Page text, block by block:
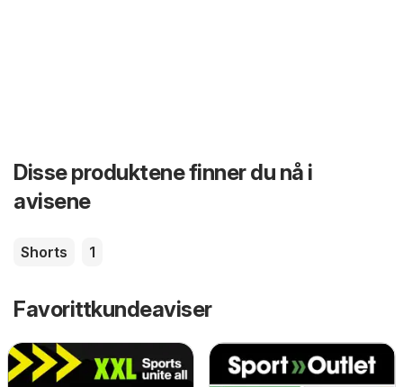
Disse produktene finner du nå i
avisene
Shorts 1
Favorittkundeaviser